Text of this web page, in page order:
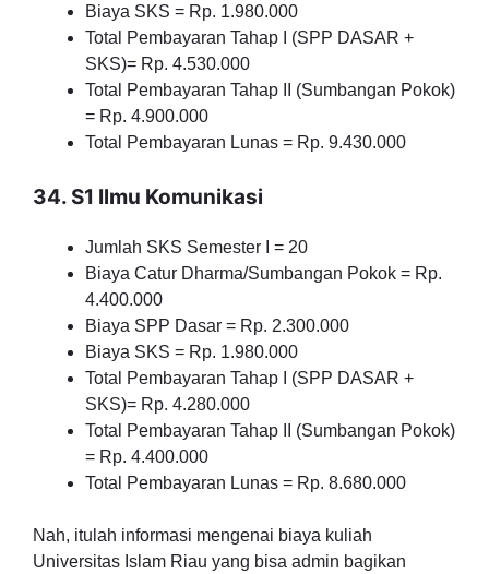
Biaya SKS = Rp. 1.980.000
Total Pembayaran Tahap I (SPP DASAR +
SKS)= Rp. 4.530.000
Total Pembayaran Tahap II (Sumbangan Pokok)
= Rp. 4.900.000
Total Pembayaran Lunas = Rp. 9.430.000
34. S1 Ilmu Komunikasi
Jumlah SKS Semester I = 20
Biaya Catur Dharma/Sumbangan Pokok = Rp.
4.400.000
Biaya SPP Dasar = Rp. 2.300.000
Biaya SKS = Rp. 1.980.000
Total Pembayaran Tahap I (SPP DASAR +
SKS)= Rp. 4.280.000
Total Pembayaran Tahap II (Sumbangan Pokok)
= Rp. 4.400.000
Total Pembayaran Lunas = Rp. 8.680.000
Nah, itulah informasi mengenai biaya kuliah
Universitas Islam Riau yang bisa admin bagikan